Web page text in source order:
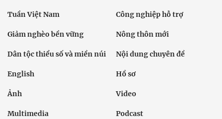
Tuần Việt Nam Công nghiệp hỗ trợ
Giảm nghèo bền vững Nông thôn mới
Dân tộc thiểu số và miền núi Nội dung chuyên đề
English Hồ sơ
Ảnh Video
Multimedia Podcast